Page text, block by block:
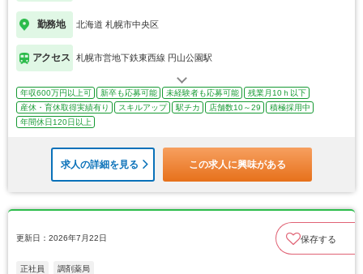
勤務地 北海道 札幌市中央区
アクセス 札幌市営地下鉄東西線 円山公園駅
年収600万円以上可 新卒も応募可能 未経験者も応募可能
残業月10ｈ以下
産休・育休取得実績有り
スキルアップ 駅チカ 店舗数10～29
積極採用中
年間休日120日以上
求人の詳細を見る この求人に興味がある
更新日：2026年7月22日 保存する
正社員 調剤薬局